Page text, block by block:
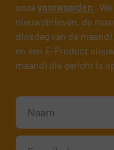
onzevoorwaarden .
nieuwsbrieven, de
dinsdag van de
en één E-Product
maand) die gericht is